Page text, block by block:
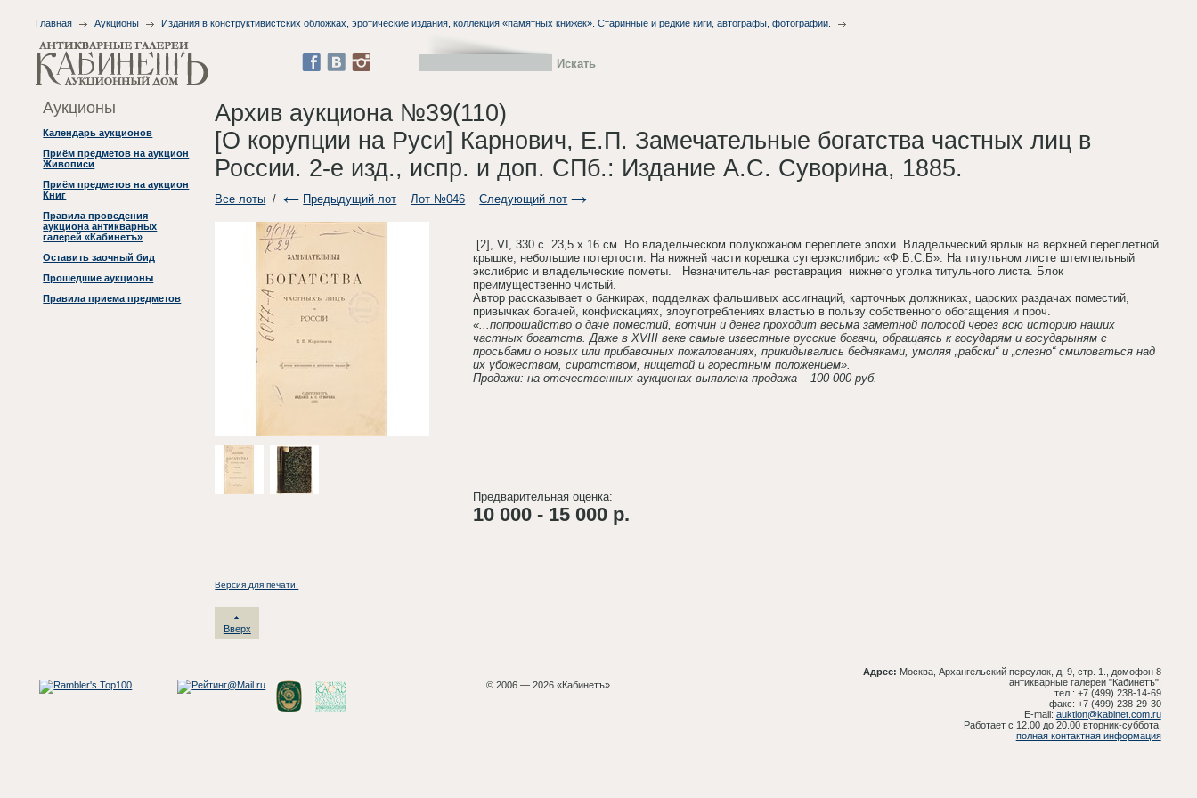
Главная Аукционы Издания в конструктивистских обложках, эротические издания, коллекция «памятных книжек». Старинные и редкие киги, автографы, фотографии.
Аукционы
Календарь аукционов
Приём предметов на аукцион
Живописи
Приём предметов на аукцион
Книг
Правила проведения
аукциона антикварных
галерей «Кабинетъ»
Оставить заочный бид
Прошедшие аукционы
Правила приема предметов
Архив аукциона №39(110)
[О корупции на Руси] Карнович, Е.П. Замечательные богатства частных лиц в
России. 2-е изд., испр. и доп. СПб.: Издание А.С. Суворина, 1885.
Все лоты / Предыдущий лот Лот №046 Следующий лот
[2], VI, 330 с. 23,5 х 16 см. Во владельческом полукожаном переплете эпохи. Владельческий ярлык на верхней переплетной
крышке, небольшие потертости. На нижней части корешка суперэкслибрис «Ф.Б.С.Б». На титульном листе штемпельный
экслибрис и владельческие пометы. Незначительная реставрация нижнего уголка титульного листа. Блок
преимущественно чистый.
Автор рассказывает о банкирах, подделках фальшивых ассигнаций, карточных должниках, царских раздачах поместий,
привычках богачей, конфискациях, злоупотреблениях властью в пользу собственного обогащения и проч.
«...попрошайство о даче поместий, вотчин и денег проходит весьма заметной полосой через всю историю наших
частных богатств. Даже в XVIII веке самые известные русские богачи, обращаясь к государям и государыням с
просьбами о новых или прибавочных пожалованиях, прикидывались бедняками, умоляя „рабски“ и „слезно“ смиловаться над
их убожеством, сиротством, нищетой и горестным положением».
Продажи: на отечественных аукционах выявлена продажа – 100 000 руб.
Предварительная оценка:
10 000 - 15 000 р.
Версия для печати.
Вверх
Адрес: Москва, Архангельский переулок, д. 9, стр. 1., домофон 8
антикварные галереи "Кабинетъ".
тел.: +7 (499) 238-14-69
факс: +7 (499) 238-29-30
E-mail: auktion@kabinet.com.ru
Работает с 12.00 до 20.00 вторник-суббота.
полная контактная информация
© 2006 — 2026 «Кабинетъ»